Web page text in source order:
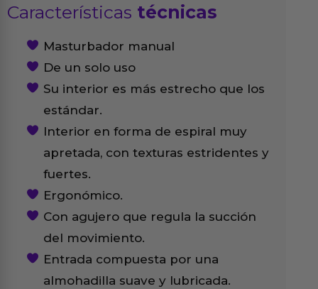
Características técnicas
Masturbador manual
De un solo uso
Su interior es más estrecho que los
estándar.
Interior en forma de espiral muy
apretada, con texturas estridentes y
fuertes.
Ergonómico.
Con agujero que regula la succión
del movimiento.
Entrada compuesta por una
almohadilla suave y lubricada.